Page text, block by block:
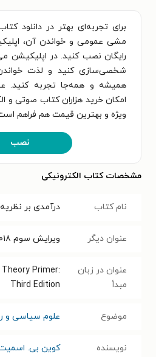
برای تجربه‌ای بهتر در دانلود
مشی عمومی و خواندن آن،
رایگان نصب کنید. در اپلیکیشن
شخصی‌سازی کنید و لذت
همیشه و همه‌جا تجربه کنید.
امکان خرید هزاران کتاب صوتی و
ویژه و بهترین قیمت هم فراهم
نصب
مشخصات کتاب الکترونیکی
نام کتاب درآمدی بر
عنوان دیگر ویرایش سوم ۲۰۱۸
عنوان در زبان
مبدأ
Primer:
Third Edition
موضوع علوم سیاسی و
نویسنده کوین بی.